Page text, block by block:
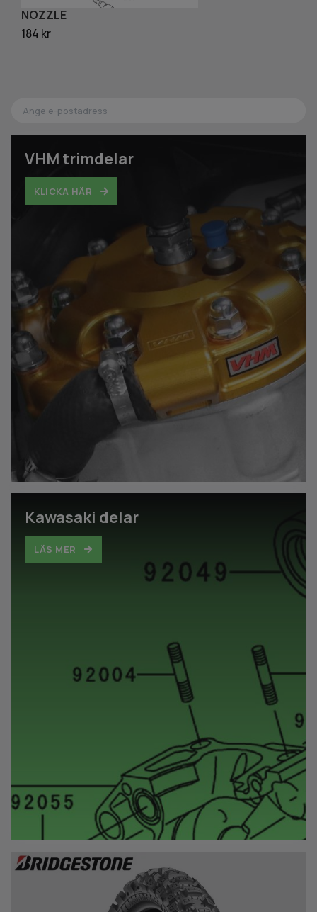
VHM trimdelar
KLICKA HÄR
Kawasaki delar
LÄS MER
NOZZLE
184 kr